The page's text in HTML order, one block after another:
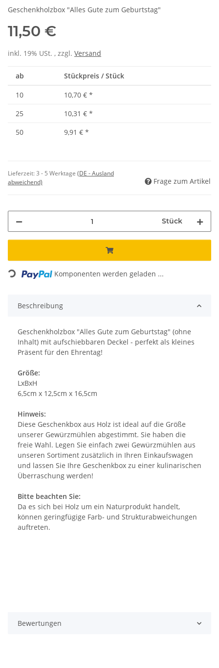
Geschenkholzbox "Alles Gute zum Geburtstag"
11,50 €
inkl. 19% USt. , zzgl. Versand
ab Stückpreis / Stück
10 10,70 € *
25
10,31 € *
50
9,91 € *
Lieferzeit:3 - 5 Werktage (DE - Ausland
abweichend)
Frage zum Artikel
Stück
Loading... Komponenten werden geladen ...
Beschreibung
Geschenkholzbox "Alles Gute zum Geburtstag" (ohne
Inhalt) mit aufschiebbaren Deckel - perfekt als kleines
Präsent für den Ehrentag!
Größe:
LxBxH
6,5cm x 12,5cm x 16,5cm
Hinweis:
Diese Geschenkbox aus Holz ist ideal auf die Größe
unserer Gewürzmühlen abgestimmt. Sie haben die
freie Wahl. Legen Sie einfach zwei Gewürzmühlen aus
unseren Sortiment zusätzlich in Ihren Einkaufswagen
und lassen Sie Ihre Geschenkbox zu einer kulinarischen
Überraschung werden!
Bitte beachten Sie:
Da es sich bei Holz um ein Naturprodukt handelt,
können geringfügige Farb- und Strukturabweichungen
auftreten.
Bewertungen